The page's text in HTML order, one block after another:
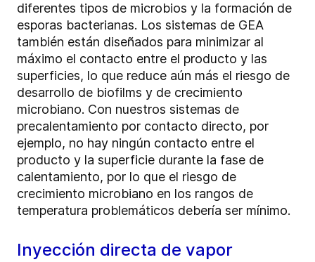
diferentes tipos de microbios y la formación de
esporas bacterianas. Los sistemas de GEA
también están diseñados para minimizar al
máximo el contacto entre el producto y las
superficies, lo que reduce aún más el riesgo de
desarrollo de biofilms y de crecimiento
microbiano. Con nuestros sistemas de
precalentamiento por contacto directo, por
ejemplo, no hay ningún contacto entre el
producto y la superficie durante la fase de
calentamiento, por lo que el riesgo de
crecimiento microbiano en los rangos de
temperatura problemáticos debería ser mínimo.
Inyección directa de vapor